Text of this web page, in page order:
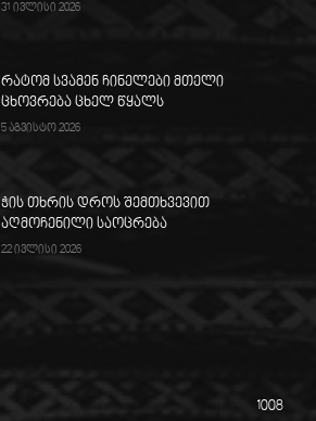
31 ივლისი 2026
რატომ სვამენ ჩინელები მთელი
ცხოვრება ცხელ წყალს
5 აგვისტო 2026
ჭის თხრის დროს შემთხვევით
აღმოჩენილი საოცრება
22 ივლისი 2026
1008